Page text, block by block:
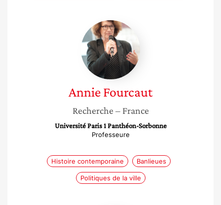
Annie
Fourcaut
AnnieFourcaut
Recherche – France
Université Paris 1 Panthéon-Sorbonne
Professeure
Histoire contemporaine Banlieues
Politiques de la ville